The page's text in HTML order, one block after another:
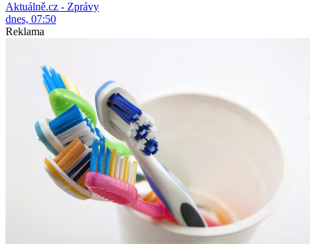
Aktuálně.cz - Zprávy
dnes, 07:50
Reklama